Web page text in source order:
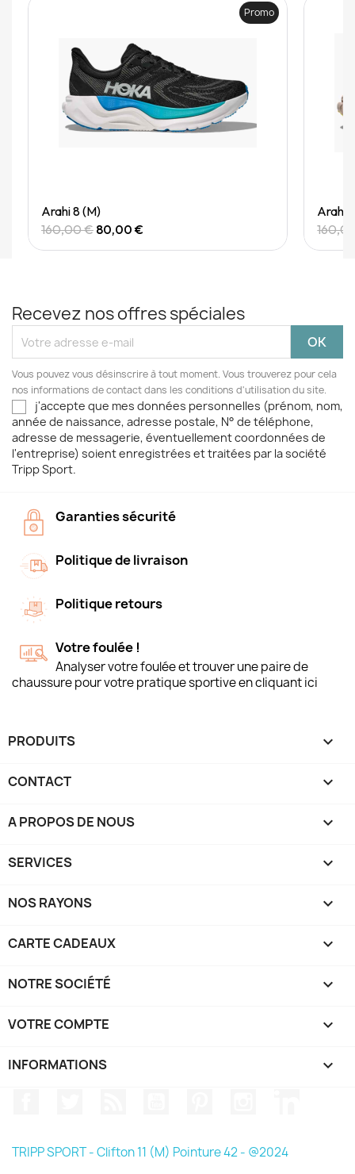
Promo
Arahi 8 (M)
160,00 € 80,00 €
Arahi
Recevez nos offres spéciales
Vous pouvez vous désinscrire à tout moment. Vous trouverez pour cela
nos informations de contact dans les conditions d'utilisation du site.
j'accepte que mes données personnelles (prénom, nom,
année de naissance, adresse postale, N° de téléphone,
adresse de messagerie, éventuellement coordonnées de
l'entreprise) soient enregistrées et traitées par la société
Tripp Sport.
Garanties sécurité
Politique de livraison
Politique retours
Votre foulée !
Analyser votre foulée et trouver une paire de
chaussure pour votre pratique sportive en cliquant ici
PRODUITS 
CONTACT 
A PROPOS DE NOUS 
SERVICES 
NOS RAYONS 
CARTE CADEAUX 
NOTRE SOCIÉTÉ 
VOTRE COMPTE 
INFORMATIONS keyboard_arrow_down
TRIPP SPORT - Clifton 11 (M) Pointure 42 - @2024